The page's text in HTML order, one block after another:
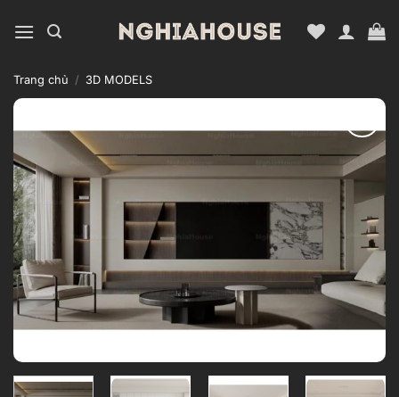
qua
dung
Trang chủ / 3D MODELS
Add to
wishlist